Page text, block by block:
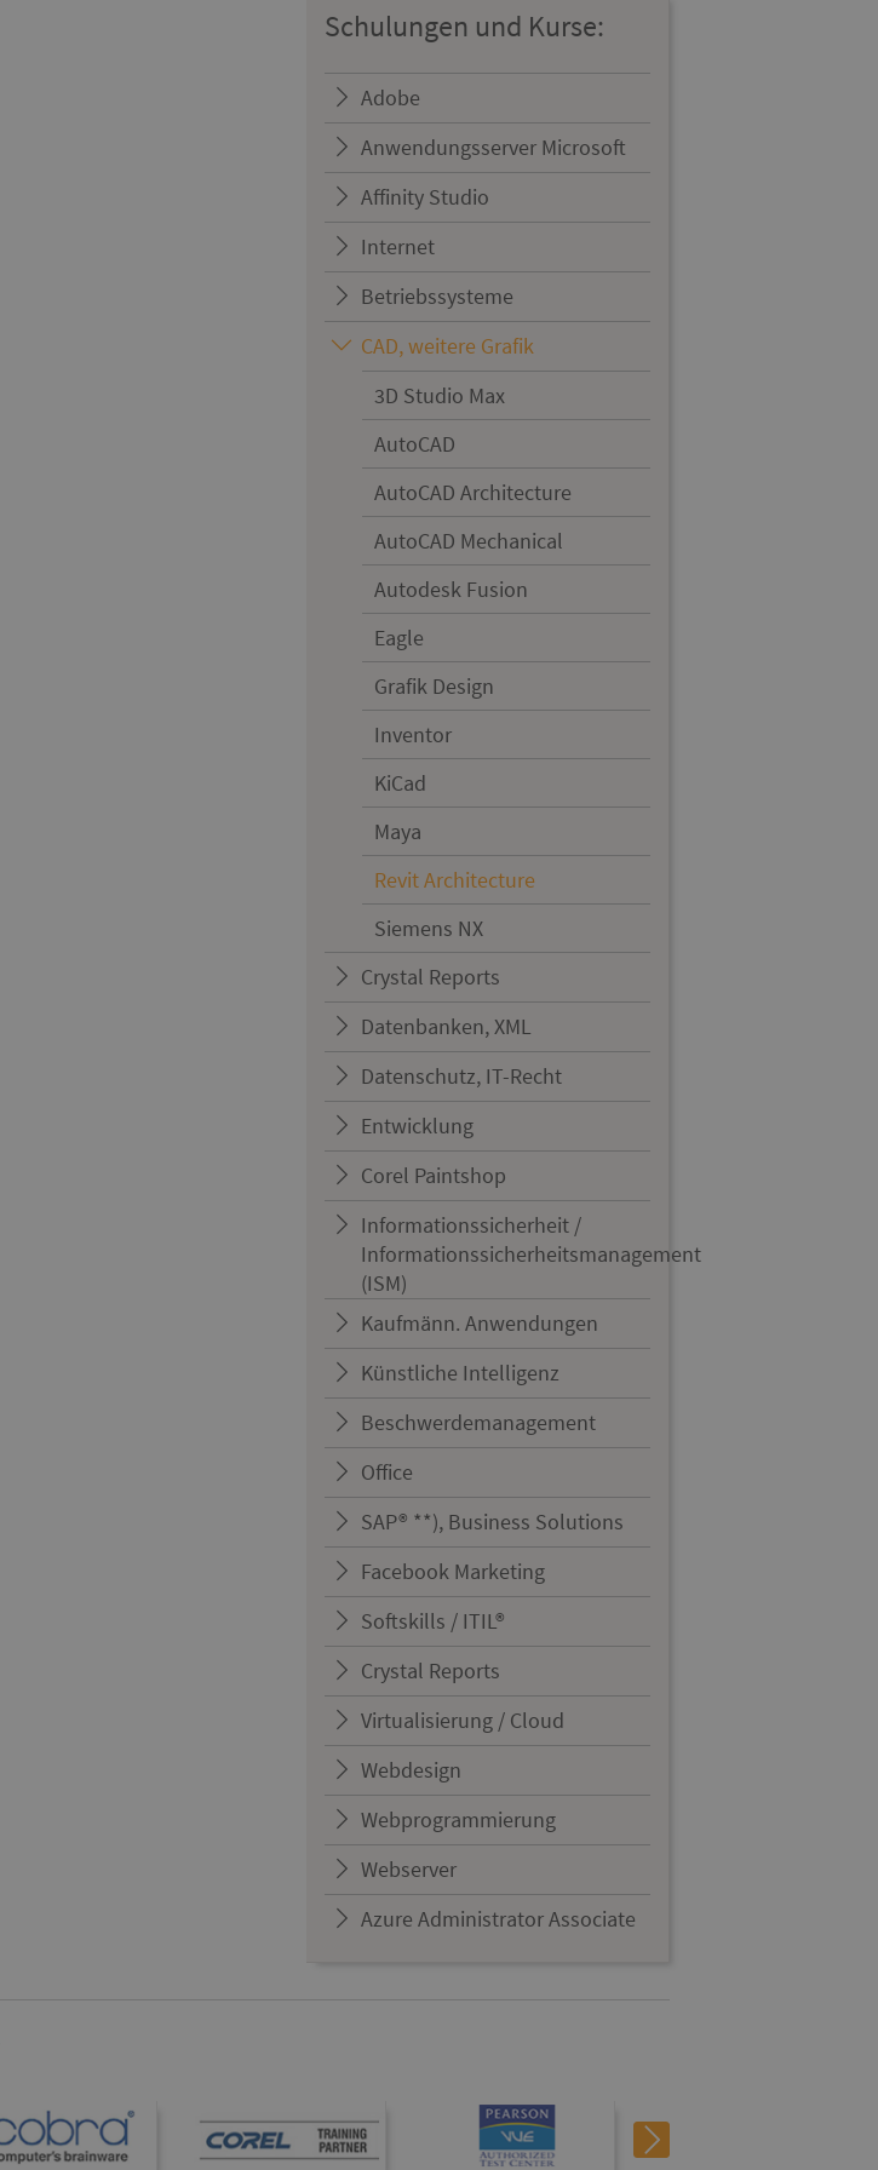
Schulungen und Kurse:
Adobe
Anwendungsserver Microsoft
Affinity Studio
Internet
Betriebssysteme
CAD, weitere Grafik
3D Studio Max
AutoCAD
AutoCAD Architecture
AutoCAD Mechanical
Autodesk Fusion
Eagle
Grafik Design
Inventor
KiCad
Maya
Revit Architecture
Siemens NX
Crystal Reports
Datenbanken, XML
Datenschutz, IT-Recht
Entwicklung
Corel Paintshop
Informationssicherheit /
Informationssicherheitsmanagement
(ISM)
Kaufmänn. Anwendungen
Künstliche Intelligenz
Beschwerdemanagement
Office
SAP® **), Business Solutions
Facebook Marketing
Softskills / ITIL®
Crystal Reports
Virtualisierung / Cloud
Webdesign
Webprogrammierung
Webserver
Azure Administrator Associate